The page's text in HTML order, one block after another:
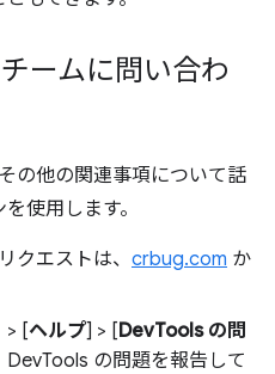
ームに問い合わ
の他の関連事項について話
使用します。
クエストは、 crbug.com か
> [ヘルプ] > [DevTools の問
DevTools の問題を報告して